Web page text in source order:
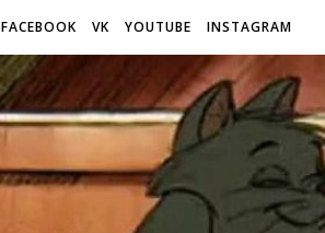
FACEBOOK VK YOUTUBE INSTAGRAM